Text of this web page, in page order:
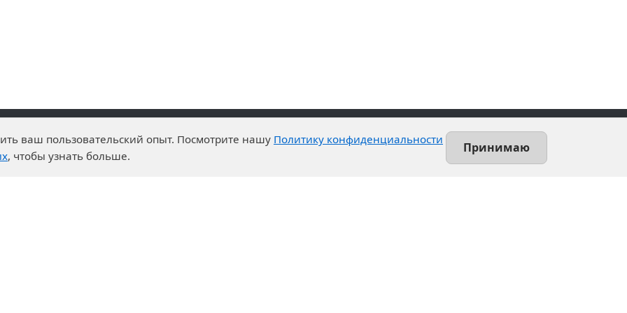
преимущества События
ваш пользовательский опыт. Посмотрите нашу Политику конфиденциальности
, чтобы узнать больше.
Принимаю